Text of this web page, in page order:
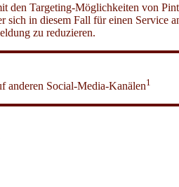
den Targeting-Möglichkeiten von
sich in diesem Fall für einen
zu reduzieren.
anderen Social-Media-Kanälen1